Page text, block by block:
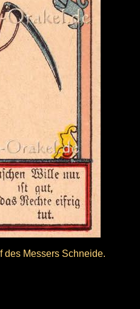
des Messers Schneide.